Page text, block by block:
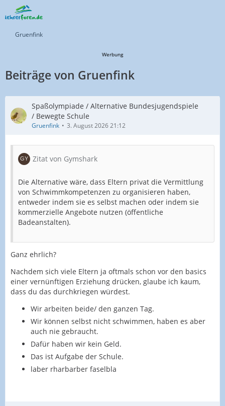
Gruenfink
Werbung
Beiträge von Gruenfink
Spaßolympiade / Alternative Bundesjugendspiele
/ Bewegte Schule
Gruenfink 3. August 2026 21:12
Zitat von Gymshark
Die Alternative wäre, dass Eltern privat die Vermittlung
von Schwimmkompetenzen zu organisieren haben,
entweder indem sie es selbst machen oder indem sie
kommerzielle Angebote nutzen (öffentliche
Badeanstalten).
Ganz ehrlich?
Nachdem sich viele Eltern ja oftmals schon vor den basics
einer vernünftigen Erziehung drücken, glaube ich kaum,
dass du das durchkriegen würdest.
Wir arbeiten beide/ den ganzen Tag.
Wir können selbst nicht schwimmen, haben es aber
auch nie gebraucht.
Dafür haben wir kein Geld.
Das ist Aufgabe der Schule.
laber rharbarber faselbla